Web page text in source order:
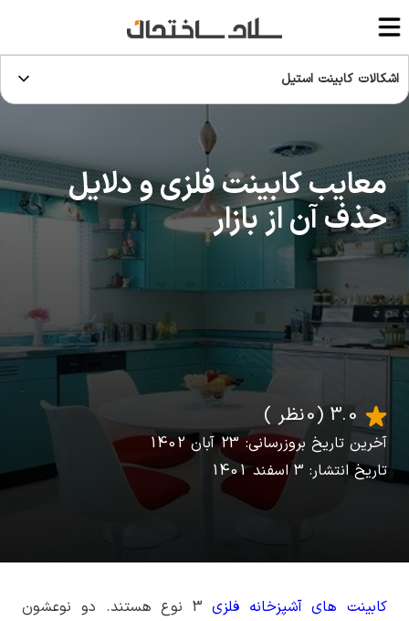
اشکالات کابینت استیل
معایب کابینت فلزی و دلایل
حذف آن از بازار
آخرین تاریخ بروزرسانی: 23 آبان 1402
تاریخ انتشار: 3 اسفند 1401
(0 نظر )
کابینت های آشپزخانه فلزی
3 نوع هستند. دو نوعشون